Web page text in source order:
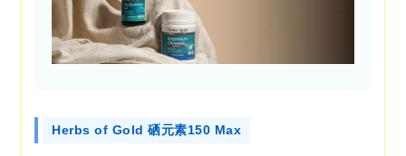
Herbs of Gold 硒元素150 Max